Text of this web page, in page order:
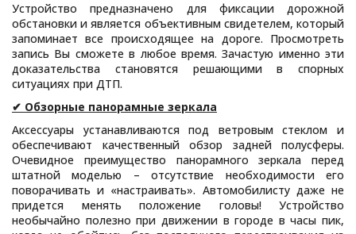
Устройство предназначено для фиксации дорожной
обстановки и является объективным свидетелем, который
запоминает все происходящее на дороге. Просмотреть
запись Вы сможете в любое время. Зачастую именно эти
доказательства становятся решающими в спорных
ситуациях при ДТП.
✔ Обзорные панорамные зеркала
Аксессуары устанавливаются под ветровым стеклом и
обеспечивают качественный обзор задней полусферы.
Очевидное преимущество панорамного зеркала перед
штатной моделью – отсутствие необходимости его
поворачивать и «настраивать». Автомобилисту даже не
придется менять положение головы! Устройство
необычайно полезно при движении в городе в часы пик,